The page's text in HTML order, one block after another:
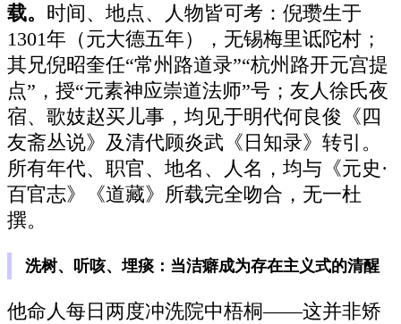
载。 时间、地点、人物皆可考：倪瓒生于
1301年（元大德五年），无锡梅里诋陀村；
其兄倪昭奎任“常州路道录”“杭州路开元宫提
点”，授“元素神应崇道法师”号；友人徐氏夜
宿、歌妓赵买儿事，均见于明代何良俊《四
友斋丛说》及清代顾炎武《日知录》转引。
所有年代、职官、地名、人名，均与《元史·
百官志》《道藏》所载完全吻合，无一杜
撰。
洗树、听咳、埋痰：当洁癖成为存在主义式的清醒
他命人每日两度冲洗院中梧桐——这并非矫